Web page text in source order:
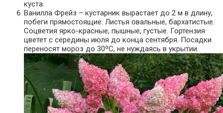
куста.
Ванилла Фрейз – кустарник вырастает до 2 м в длину,
побеги прямостоящие. Листья овальные, бархатистые.
Соцветия ярко-красные, пышные, густые. Гортензия
цветет с середины июля до конца сентября. Посадки
переносят мороз до 30ºС, не нуждаясь в укрытии.